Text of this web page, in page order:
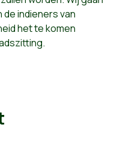
indieners van
het te komen